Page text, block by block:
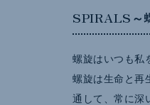
SPIRALS～
螺旋はいつも私
螺旋は生命と再
通して、常に深